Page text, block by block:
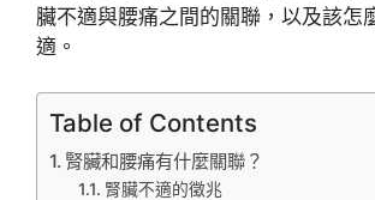
臟不適與腰痛之間的關聯，以及該怎
適。
Table of Contents
腎臟和腰痛有什麼關聯？
腎臟不適的徵兆